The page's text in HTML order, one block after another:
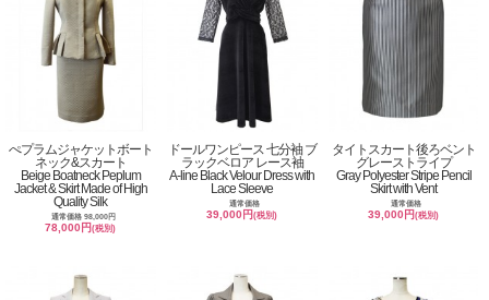
ぺプラムジャケットボート
ネック&スカート
Beige Boatneck Peplum
Jacket & Skirt Made of High
Quality Silk
通常価格 98,000円
78,000円(税別)
ドールワンピース 七分袖 ブ
ラックベロア レース袖
A-line Black Velour Dress with
Lace Sleeve
通常価格
39,000円(税別)
タイトスカート後ろベント
グレーストライプ
Gray Polyester Stripe Pencil
Skirt with Vent
通常価格
39,000円(税別)